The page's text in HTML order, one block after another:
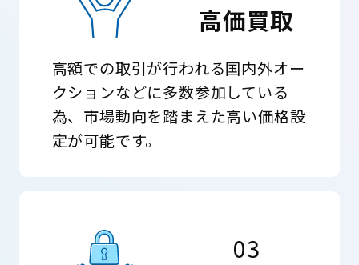
高価買取
高額での取引が行われる国内外オー
クションなどに多数参加している
為、市場動向を踏まえた高い価格設
定が可能です。
03